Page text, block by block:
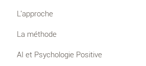
L'approche
La méthode
AI et Psychologie Positive